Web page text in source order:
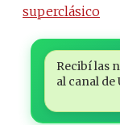
superclásico
Recibí las
al canal de